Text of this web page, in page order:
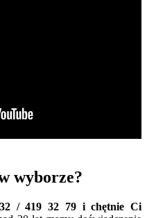
wyborze?
/ 419 32 79 i chętnie Ci